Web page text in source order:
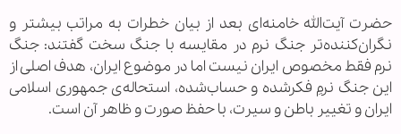
حضرت آیت‌الله خامنه‌ای بعد از بیان خطرات به مراتب بیشتر و
نگران‌کننده‌تر جنگ نرم در مقایسه با جنگ سخت گفتند: جنگ
نرم فقط مخصوص ایران نیست اما در موضوع ایران، هدف اصلی از
این جنگ نرمِ فکرشده و حساب‌شده، استحاله‌ی جمهوری اسلامی
ایران و تغییر باطن و سیرت، با حفظ صورت و ظاهر آن است.